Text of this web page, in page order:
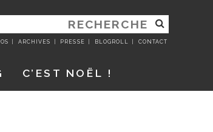
ARCHIVES PRESSE BLOGROLL CONTACT
C’EST NOËL !